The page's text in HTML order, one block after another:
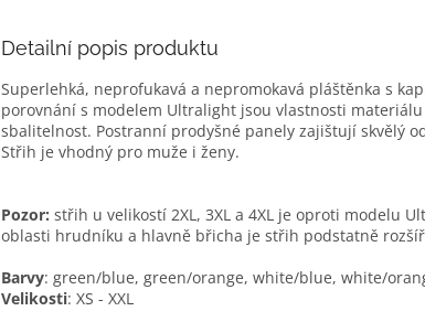
Detailní popis produktu
Superlehká, neprofukavá a nepromokavá pláštěnka s
porovnání s modelem Ultralight jsou vlastnosti
sbalitelnost. Postranní prodyšné panely zajištují skvělý
Střih je vhodný pro muže i ženy.
Pozor: střih u velikostí 2XL, 3XL a 4XL je oproti modelu
oblasti hrudníku a hlavně břicha je střih podstatně
Barvy: green/blue, green/orange, white/blue, white/
Velikosti: XS - XXL